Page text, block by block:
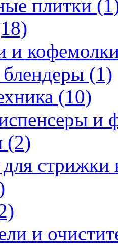
плитки
и
(1)
(10)
и
(2)
стрижки
и